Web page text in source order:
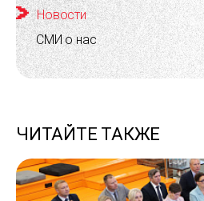
Новости
СМИ о нас
ЧИТАЙТЕ ТАКЖЕ